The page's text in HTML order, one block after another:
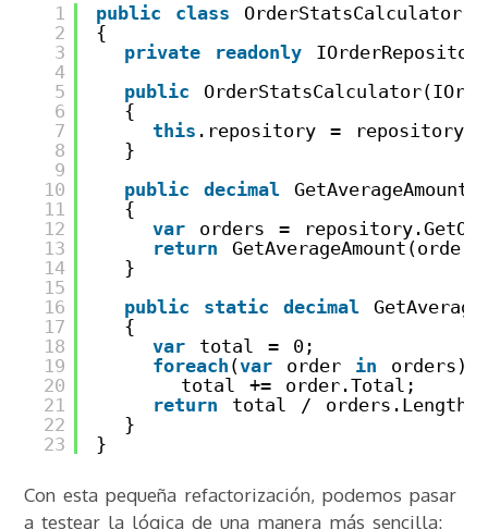
1
2
3
4
5
6
7
8
9
10
11
12
13
14
15
16
17
18
19
20
21
22
23
public class
OrderStatsCalculator
{
private
readonly
public
{
this .repository = repository;
}
public
decimal
{
var
orders =
return
}
public
static decimal
{
var
total = 0;
foreach (var order in
orders)
total += order.Total;
return
total / orders.Length;
}
}
Con esta pequeña refactorización, podemos pasar
a testear la lógica de una manera más sencilla: